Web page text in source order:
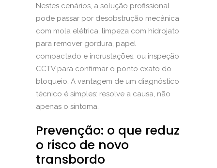
Nestes cenários, a solução profissional
pode passar por desobstrução mecânica
com mola elétrica, limpeza com hidrojato
para remover gordura, papel
compactado e incrustações, ou inspeção
CCTV para confirmar o ponto exato do
bloqueio. A vantagem de um diagnóstico
técnico é simples: resolve a causa, não
apenas o sintoma.
Prevenção: o que reduz
o risco de novo
transbordo